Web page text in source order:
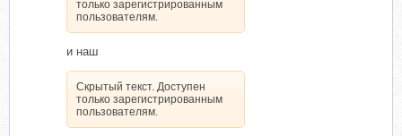
только зарегистрированным
пользователям.
и наш
Скрытый текст. Доступен
только зарегистрированным
пользователям.